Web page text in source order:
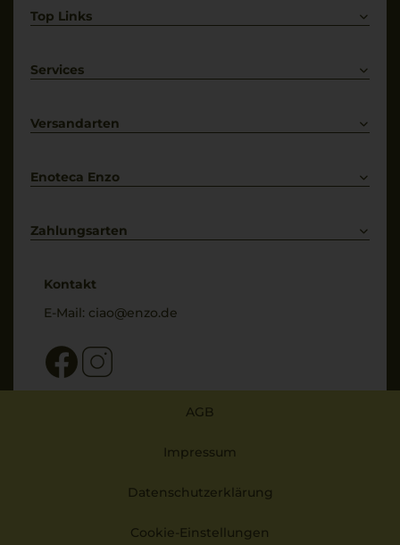
Top Links
Weißwein
Services
Kontakt
Versandarten
Enoteca Enzo
Bewertungs-Richtlinien
Zahlungsarten
Kontakt
E-Mail: ciao@enzo.de
AGB
Impressum
Datenschutzerklärung
Cookie-Einstellungen